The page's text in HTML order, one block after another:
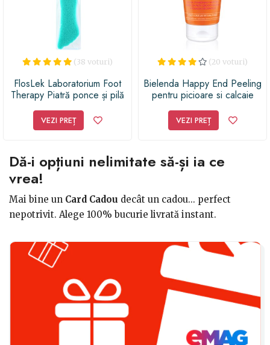
(38 voturi)
FlosLek Laboratorium Foot
Therapy Piatră ponce și pilă
VEZI PREȚ
(20 voturi)
Bielenda Happy End Peeling
pentru picioare si calcaie
VEZI PREȚ
Dă-i opțiuni nelimitate să-și ia ce
vrea!
Mai bine un Card Cadou decât un cadou... perfect
nepotrivit. Alege 100% bucurie livrată instant.